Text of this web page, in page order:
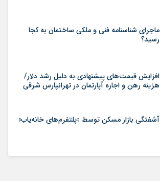
ماجرای شناسنامه‌ فنی و ملکی ساختمان به کجا
رسید؟
افزایش قیمت‌های پیشنهادی به دلیل رشد دلار/
هزینه رهن و اجاره آپارتمان در تهرانپارس شرقی
آشفتگی بازار مسکن توسط «پلتفرم‌های خانه‌یاب»